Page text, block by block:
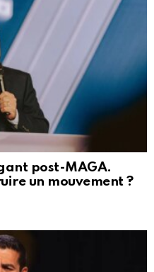
post-MAGA.
un mouvement ?